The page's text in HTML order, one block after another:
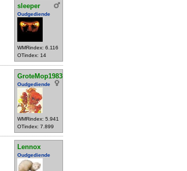
sleeper
Oudgediende
WMRindex: 6.116
OTindex: 14
GroteMop1983
Oudgediende
WMRindex: 5.941
OTindex: 7.899
Lennox
Oudgediende